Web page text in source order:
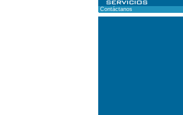
Contáctanos